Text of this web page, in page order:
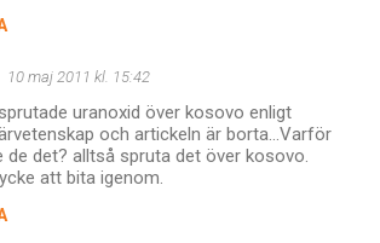
10 maj 2011 kl. 15:42
uranoxid över kosovo enligt
och artickeln är borta...Varför
de det? alltså spruta det över kosovo.
att bita igenom.